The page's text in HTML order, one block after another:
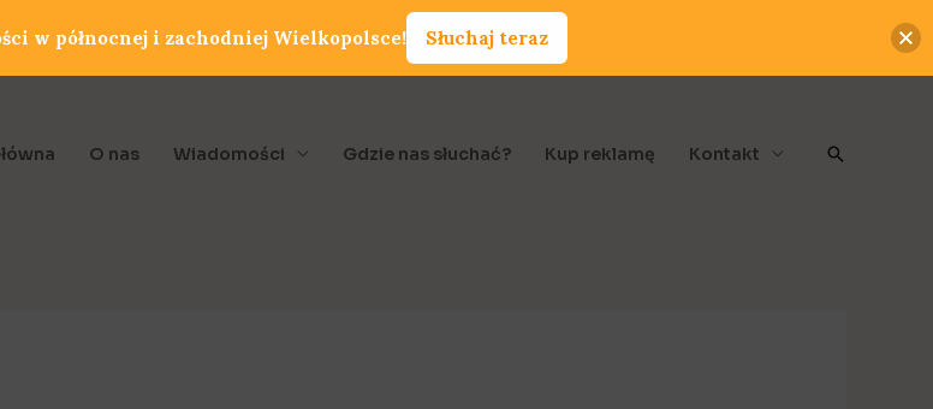
O nas Wiadomości Gdzie nas słuchać? Kup reklamę Kontakt Szukaj
w północnej i zachodniej Wielkopolsce! Słuchaj teraz